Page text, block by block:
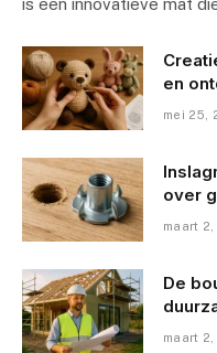
en
mei 25,
over
maart
De
maart